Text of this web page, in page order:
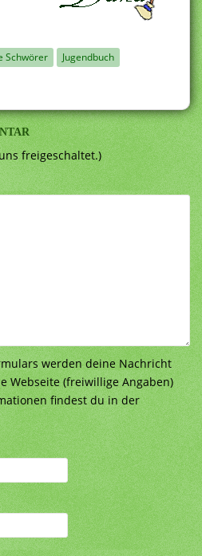
Schwörer
Jugendbuch
freigeschaltet.)
werden deine Nachricht
Webseite (freiwillige Angaben)
findest du in der